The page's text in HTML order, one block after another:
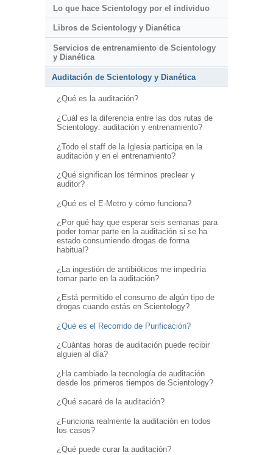
Lo que hace Scientology por el individuo
Libros de Scientology y Dianética
Servicios de entrenamiento de Scientology
y Dianética
Auditación de Scientology y Dianética
¿Qué es la auditación?
¿Cuál es la diferencia entre las dos rutas de
Scientology: auditación y entrenamiento?
¿Todo el staff de la Iglesia participa en la
auditación y en el entrenamiento?
¿Qué significan los términos preclear y
auditor?
¿Qué es el E-Metro y cómo funciona?
¿Por qué hay que esperar seis semanas para
poder tomar parte en la auditación si se ha
estado consumiendo drogas de forma
habitual?
¿La ingestión de antibióticos me impediría
tomar parte en la auditación?
¿Está permitido el consumo de algún tipo de
drogas cuando estás en Scientology?
¿Qué es el Recorrido de Purificación?
¿Cuántas horas de auditación puede recibir
alguien al día?
¿Ha cambiado la tecnología de auditación
desde los primeros tiempos de Scientology?
¿Qué sacaré de la auditación?
¿Funciona realmente la auditación en todos
los casos?
¿Qué puede curar la auditación?